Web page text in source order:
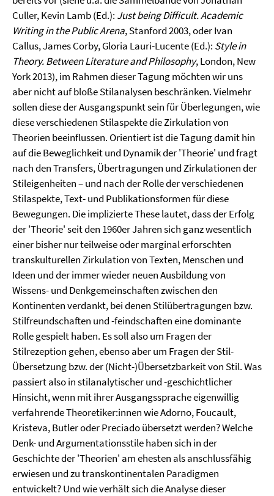
Culler, Kevin Lamb (Ed.): Just being Difficult. Academic
Writing in the Public Arena, Stanford 2003, oder Ivan
Callus, James Corby, Gloria Lauri-Lucente (Ed.): Style in
Theory. Between Literature and Philosophy, London, New
York 2013), im Rahmen dieser Tagung möchten wir uns
aber nicht auf bloße Stilanalysen beschränken. Vielmehr
sollen diese der Ausgangspunkt sein für Überlegungen, wie
diese verschiedenen Stilaspekte die Zirkulation von
Theorien beeinflussen. Orientiert ist die Tagung damit hin
auf die Beweglichkeit und Dynamik der 'Theorie' und fragt
nach den Transfers, Übertragungen und Zirkulationen der
Stileigenheiten – und nach der Rolle der verschiedenen
Stilaspekte, Text- und Publikationsformen für diese
Bewegungen. Die implizierte These lautet, dass der Erfolg
der 'Theorie' seit den 1960er Jahren sich ganz wesentlich
einer bisher nur teilweise oder marginal erforschten
transkulturellen Zirkulation von Texten, Menschen und
Ideen und der immer wieder neuen Ausbildung von
Wissens- und Denkgemeinschaften zwischen den
Kontinenten verdankt, bei denen Stilübertragungen bzw.
Stilfreundschaften und -feindschaften eine dominante
Rolle gespielt haben. Es soll also um Fragen der
Stilrezeption gehen, ebenso aber um Fragen der Stil-
Übersetzung bzw. der (Nicht-)Übersetzbarkeit von Stil. Was
passiert also in stilanalytischer und -geschichtlicher
Hinsicht, wenn mit ihrer Ausgangssprache eigenwillig
verfahrende Theoretiker:innen wie Adorno, Foucault,
Kristeva, Butler oder Preciado übersetzt werden? Welche
Denk- und Argumentationsstile haben sich in der
Geschichte der 'Theorien' am ehesten als anschlussfähig
erwiesen und zu transkontinentalen Paradigmen
entwickelt? Und wie verhält sich die Analyse dieser